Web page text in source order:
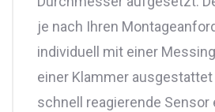
je nach Ihren
individuell mit einer
einer Klammer ausgestattet
schnell reagierende Sensor